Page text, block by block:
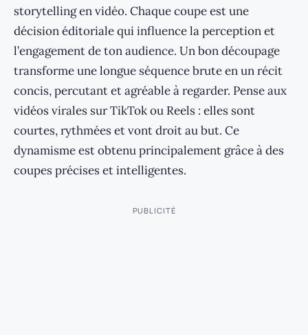
storytelling en vidéo. Chaque coupe est une
décision éditoriale qui influence la perception et
l’engagement de ton audience. Un bon découpage
transforme une longue séquence brute en un récit
concis, percutant et agréable à regarder. Pense aux
vidéos virales sur TikTok ou Reels : elles sont
courtes, rythmées et vont droit au but. Ce
dynamisme est obtenu principalement grâce à des
coupes précises et intelligentes.
PUBLICITÉ